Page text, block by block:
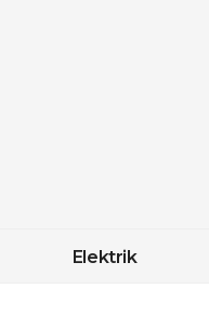
Elektrik